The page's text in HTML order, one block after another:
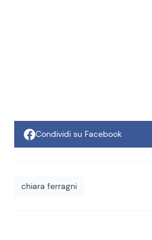
Condividi su Facebook
chiara ferragni